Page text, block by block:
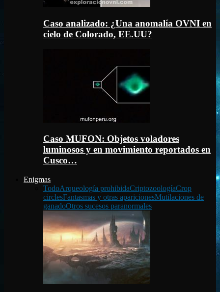
Caso analizado: ¿Una anomalía OVNI en
cielo de Colorado, EE.UU?
Caso MUFON: Objetos voladores
luminosos y en movimiento reportados en
Cusco…
Enigmas
TodoArqueología prohibidaCriptozoologíaCrop
circlesFantasmas y otras aparicionesMutilaciones de
ganadoOtros sucesos paranormales